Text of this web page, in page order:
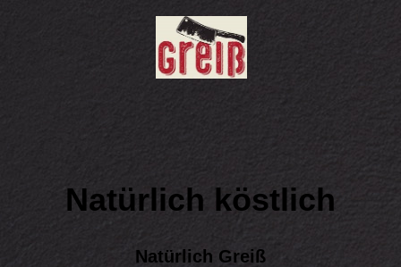
Natürlich köstlich
Natürlich Greiß